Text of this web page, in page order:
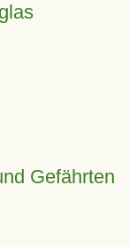
Gefährten